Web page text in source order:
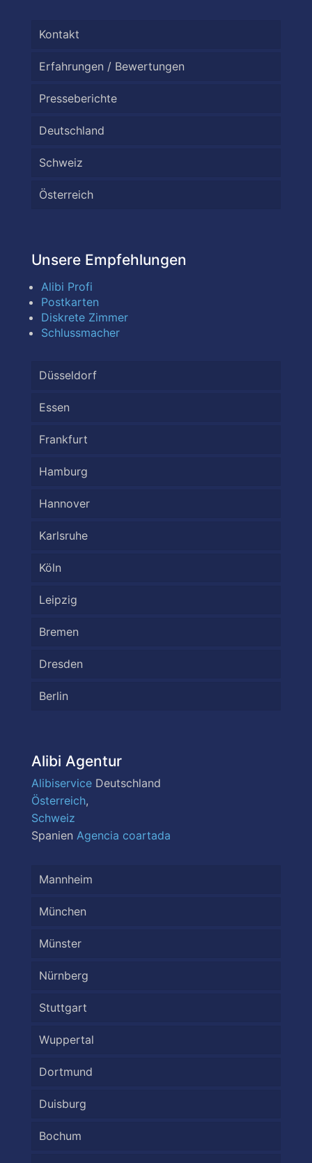
Kontakt
Erfahrungen / Bewertungen
Presseberichte
Deutschland
Schweiz
Österreich
Unsere Empfehlungen
Alibi Profi
Postkarten
Diskrete Zimmer
Schlussmacher
Düsseldorf
Essen
Frankfurt
Hamburg
Hannover
Karlsruhe
Köln
Leipzig
Bremen
Dresden
Berlin
Alibi Agentur
Alibiservice Deutschland
Österreich,
Schweiz
Spanien Agencia coartada
Mannheim
München
Münster
Nürnberg
Stuttgart
Wuppertal
Dortmund
Duisburg
Bochum